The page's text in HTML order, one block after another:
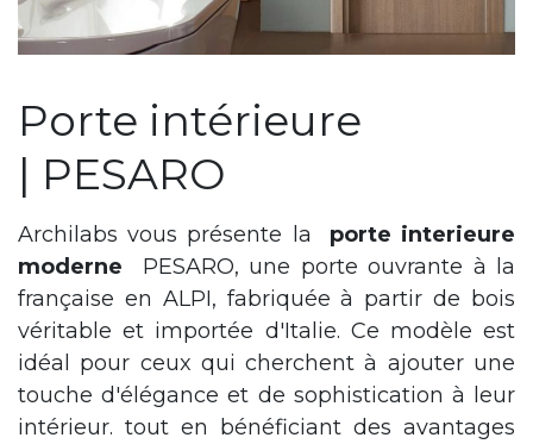
Porte intérieure
| PESARO
Archilabs vous présente la
porte interieure
moderne
PESARO, une porte ouvrante à la
française en ALPI, fabriquée à partir de bois
véritable et importée d'Italie. Ce modèle est
idéal pour ceux qui cherchent à ajouter une
touche d'élégance et de sophistication à leur
intérieur. tout en bénéficiant des avantages